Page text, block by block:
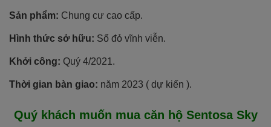
Sản phẩm: Chung cư cao cấp.
Hình thức sở hữu: Sổ đỏ vĩnh viễn.
Khởi công: Quý 4/2021.
Thời gian bàn giao: năm 2023 ( dự kiến ).
Quý khách muốn mua căn hộ Sentosa Sky